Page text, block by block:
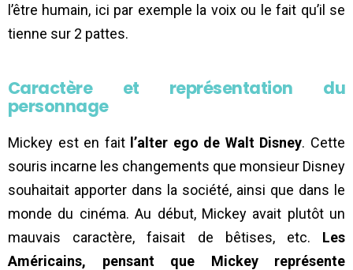
l’être humain, ici par exemple la voix ou le fait qu’il se
tienne sur 2 pattes.
Caractère et représentation du
personnage
Mickey est en fait l’alter ego de Walt Disney. Cette
souris incarne les changements que monsieur Disney
souhaitait apporter dans la société, ainsi que dans le
monde du cinéma. Au début, Mickey avait plutôt un
mauvais caractère, faisait de bêtises, etc. Les
Américains, pensant que Mickey représente